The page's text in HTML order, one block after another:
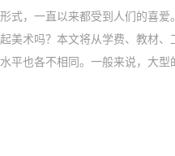
式，一直以来都受到人们的喜爱
美术吗？本文将从学费、教材、
平也各不相同。一般来说，大型